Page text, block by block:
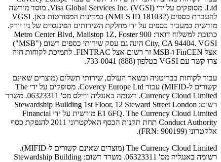
Ltd. מסופקים על ידי Visa Global Services Inc. (VGSI), מוסד מורשה
להעברת כספים (NMLS ID 181032) במדינות המפורטות כאן. VGSI
מורשית כמעביר כספים על ידי מחלקת השירותים הפיננסיים של ניו יורק.
כתובת למשלוח דואר: 900 Metro Center Blvd, Mailstop 1Z, Foster
City, CA 94404. VGSI הינה גם עסק שירותי כספים רשום ("MSB")
אצל FinCEN ו-MSB זר רשום אצל FINTRAC. לתמיכת לקוחות חיה
צרו קשר עם VGSI בטלפון (888) 733-0041.
עבור לקוחות בבריטניה ובשאר העולם, שירותי תשלום (מוצרים שאינם
קשורים ל-MIFID) עבור Covercy Europe Ltd. מסופקים על ידי The
Currency Cloud Limited. רשומה באנגליה וויילס מס' 06323311. משרד
רשום: Stewardship Building 1st Floor, 12 Steward Street London
E1 6FQ. The Currency Cloud Limited מורשית על ידי Financial
Conduct Authority תחת תקנות הכסף האלקטרוני 2011 להנפקת כסף
אלקטרוני (FRN: 900199).
The Currency Cloud Limited (מוצרים שאינם קשורים ל-MIFID).
רשומה באנגליה מס' 06323311. משרד רשום: Stewardship Building